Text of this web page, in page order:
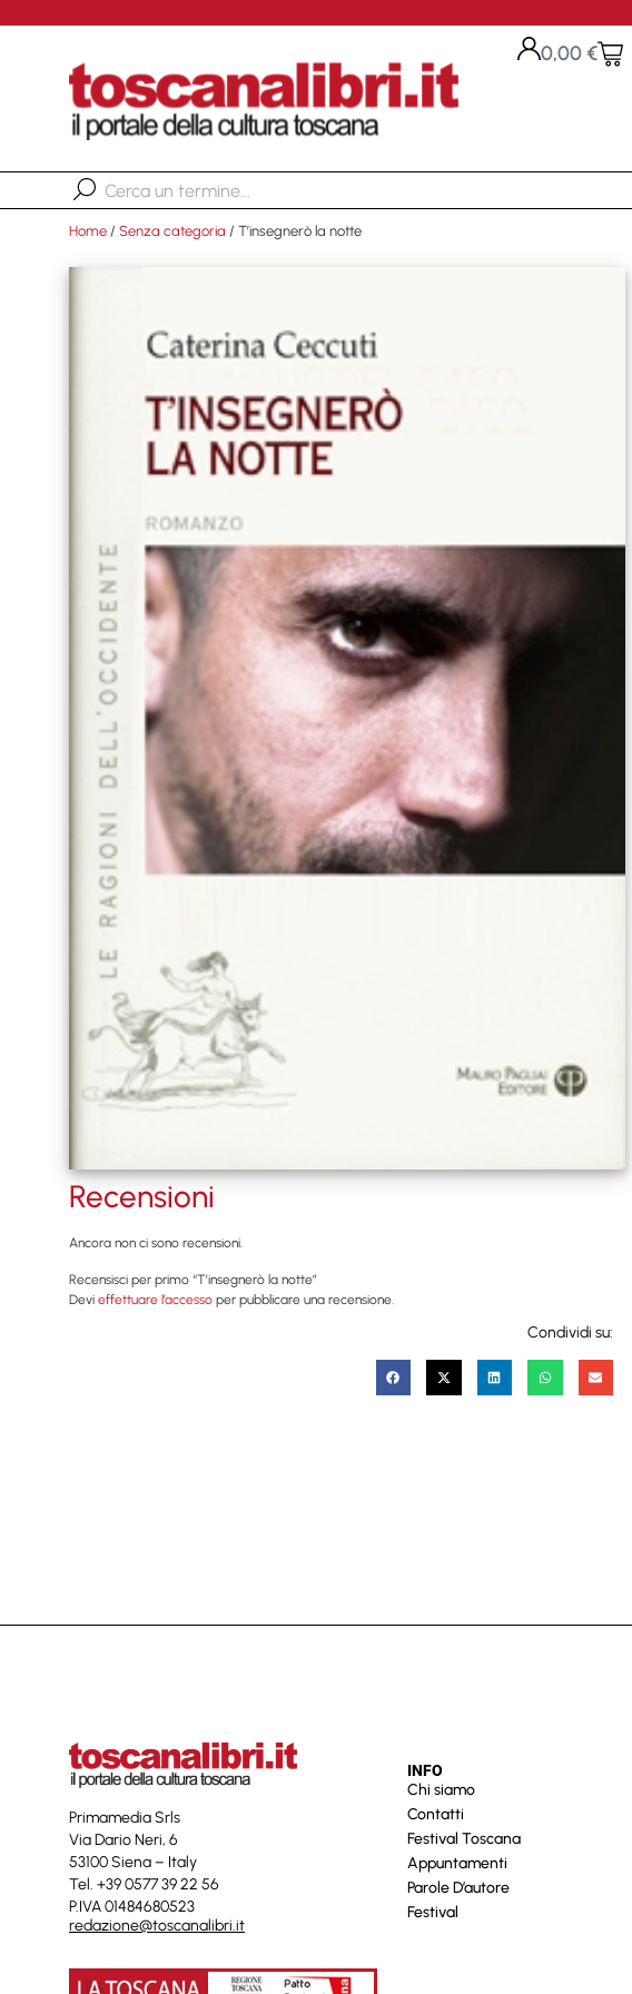
0,00€
Home / Senza categoria / T’insegnerò la notte
Recensioni
Ancora non ci sono recensioni.
Recensisci per primo “T’insegnerò la notte”
Devi effettuare l’accesso per pubblicare una recensione.
Condividi su:
Primamedia Srls
Via Dario Neri, 6
53100 Siena – Italy
Tel. +39 0577 39 22 56
P.IVA 01484680523
redazione@toscanalibri.it
INFO
Chi siamo
Contatti
Festival Toscana
Appuntamenti
Parole D’autore
Festival